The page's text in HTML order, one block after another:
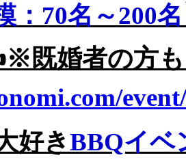
：70名～200
既婚者の方
好きBBQイベ